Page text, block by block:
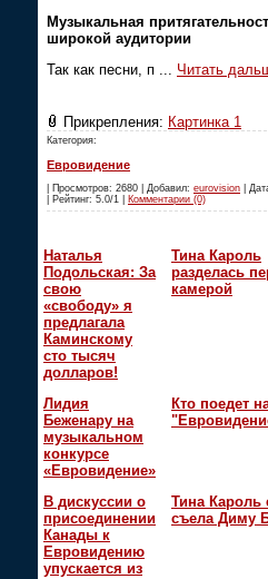
Музыкальная
широкой аудитории
Так как песни, п ... Читать
Прикрепления: Картинка 1
Категория:
Евровидение
| Просмотров: 2680 | Добавил: eurovision |
| Рейтинг: 5.0/1 | Комментарии (0)
Наталья
Подольская: За
свою
«свободу» я
предлагала
Каминскому
сто тысяч
долларов!
Тина Кароль
разделась
камерой
Лидия
Беженару на
музыкальном
конкурсе
«Евровидение»
Кто поедет
В дискуссии о
присоединении
Канады к
Евровидению
упускается из
Тина Кароль
съела Диму